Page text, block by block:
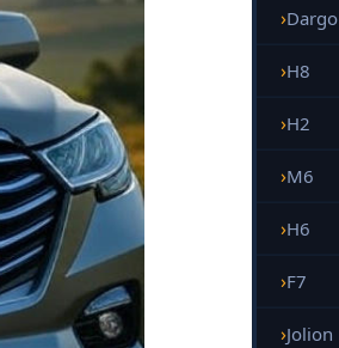
Dargo
H8
H2
M6
H6
F7
Jolion